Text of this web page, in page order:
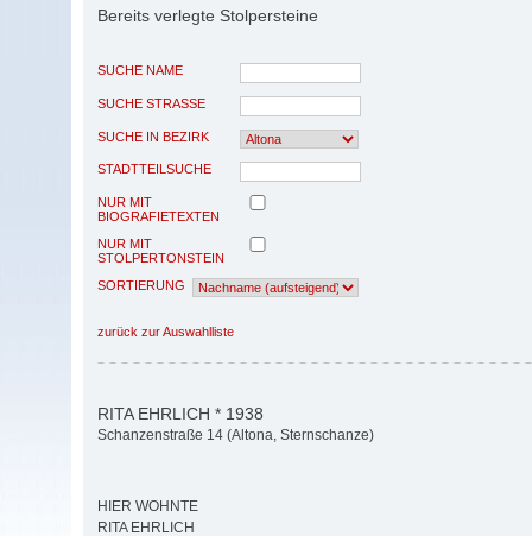
Bereits verlegte Stolpersteine
SUCHE NAME
SUCHE STRASSE
SUCHE IN BEZIRK
STADTTEILSUCHE
NUR MIT
BIOGRAFIETEXTEN
NUR MIT
STOLPERTONSTEIN
SORTIERUNG
zurück zur Auswahlliste
RITA EHRLICH * 1938
Schanzenstraße 14 (Altona, Sternschanze)
HIER WOHNTE
RITA EHRLICH